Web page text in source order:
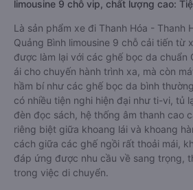
limousine 9 chỗ vip, chất lượng cao:
Là sản phẩm xe đi Thanh Hóa - Thanh
Quảng Bình limousine 9 chỗ cải tiến từ
được làm lại với các ghế bọc da chuẩn
ái cho chuyến hành trình xa, mà còn
hầm bí như các ghế bọc da bình
có nhiều tiện nghi hiện đại như ti-vi, tủ
đèn đọc sách, hệ thống âm thanh cao
riêng biệt giữa khoang lái và khoang
cách giữa các ghế ngồi rất thoải mái,
đáp ứng được nhu cầu về sang trọng,
trong việc di chuyển.